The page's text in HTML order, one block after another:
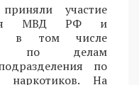
участие
МВД РФ и
в том числе
по делам
по
наркотиков. На